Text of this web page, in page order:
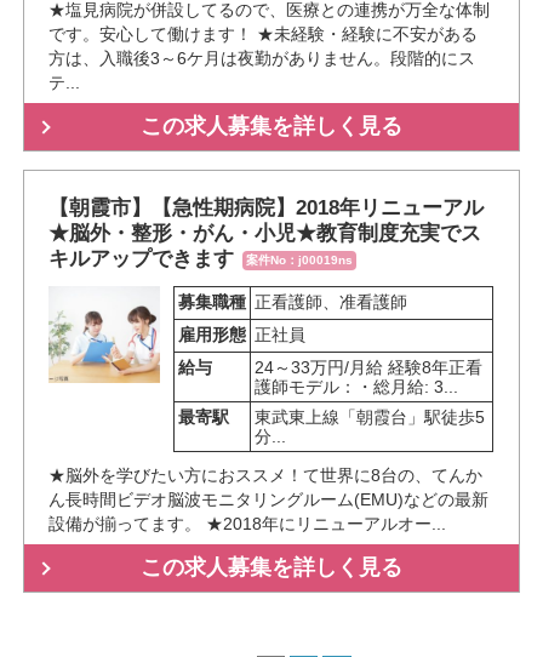
★塩見病院が併設してるので、医療との連携が万全な体制
です。安心して働けます！ ★未経験・経験に不安がある
方は、入職後3～6ケ月は夜勤がありません。段階的にス
テ...
この求人募集を詳しく見る
【朝霞市】【急性期病院】2018年リニューアル
★脳外・整形・がん・小児★教育制度充実でス
キルアップできます
案件No：j00019ns
募集職種 正看護師、准看護師
雇用形態 正社員
給与
24～33万円/月給 経験8年正看
護師モデル：・総月給: 3...
最寄駅
東武東上線「朝霞台」駅徒歩5
分...
★脳外を学びたい方におススメ！て世界に8台の、てんか
ん長時間ビデオ脳波モニタリングルーム(EMU)などの最新
設備が揃ってます。 ★2018年にリニューアルオー...
この求人募集を詳しく見る